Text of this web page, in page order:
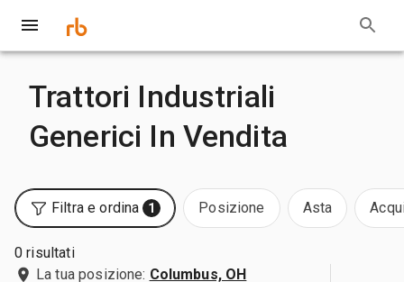
Trattori Industriali
Generici In Vendita
Filtra e ordina 1 Posizione Asta
0 risultati
La tua posizione: Columbus, OH